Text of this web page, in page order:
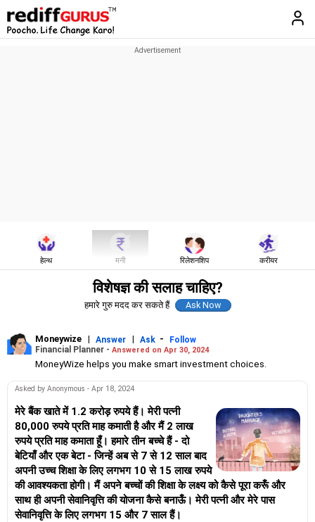
हेल्थ मनी रिलेशनशिप करीयर
विशेषज्ञ की सलाह चाहिए?
हमारे गुरु मदद कर सकते हैं
Moneywize | Answer | Ask -
Follow
Financial Planner - Answered on Apr 30, 2024
MoneyWize helps you make smart investment choices.
Asked by Anonymous - Apr 18, 2024
मेरे बैंक खाते में 1.2 करोड़ रुपये हैं। मेरी पत्नी
80,000 रुपये प्रति माह कमाती है और मैं 2 लाख
रुपये प्रति माह कमाता हूँ। हमारे तीन बच्चे हैं - दो
बेटियाँ और एक बेटा - जिन्हें अब से 7 से 12 साल बाद
अपनी उच्च शिक्षा के लिए लगभग 10 से 15 लाख रुपये
की आवश्यकता होगी। मैं अपने बच्चों की शिक्षा के लक्ष्य को कैसे पूरा करूँ और
साथ ही अपनी सेवानिवृत्ति की योजना कैसे बनाऊँ। मेरी पत्नी और मेरे पास
सेवानिवृत्ति के लिए लगभग 15 और 7 साल हैं।